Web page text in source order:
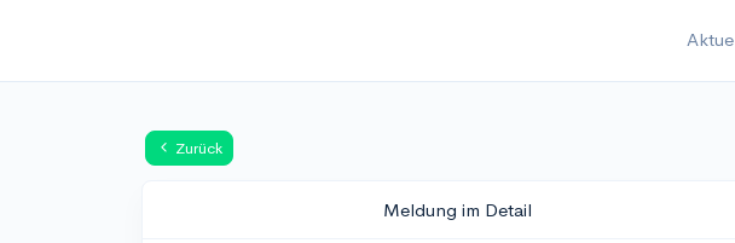
Zurück
Meldung im Detail